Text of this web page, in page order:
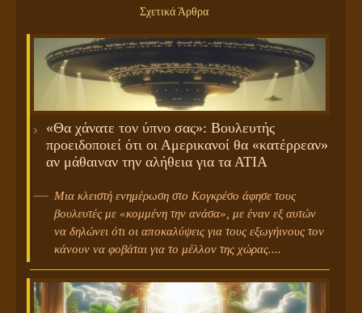
Σχετικά Άρθρα
«Θα χάνατε τον ύπνο σας»: Βουλευτής
προειδοποιεί ότι οι Αμερικανοί θα «κατέρρεαν»
αν μάθαιναν την αλήθεια για τα ΑΤΙΑ
Μια κλειστή ενημέρωση στο Κογκρέσο άφησε τους
βουλευτές με «κομμένη την ανάσα», με έναν εξ αυτών
να δηλώνει ότι οι αποκαλύψεις για τους εξωγήινους τον
κάνουν να φοβάται για το μέλλον της χώρας....